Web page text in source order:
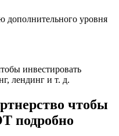
дополнительного уровня
инвестировать
лендинг и т. д.
чтобы
подробно